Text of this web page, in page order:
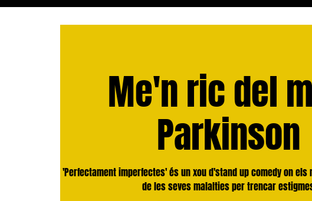
Me'n ric del
Parkinson
'Perfectament imperfectes' és un xou d'stand up comedy on
de les seves malalties per trencar